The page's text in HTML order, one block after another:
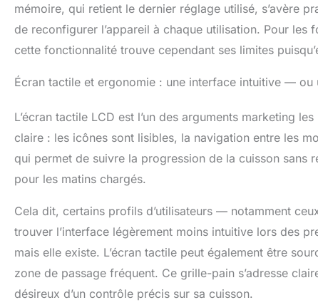
mémoire, qui retient le dernier réglage utilisé, s’avère
de reconfigurer l’appareil à chaque utilisation. Pour
cette fonctionnalité trouve cependant ses limites
Écran tactile et ergonomie : une interface intuitive — ou
L’écran tactile LCD est l’un des arguments marketing
claire : les icônes sont lisibles, la navigation entre les
qui permet de suivre la progression de la cuisson sans
pour les matins chargés.
Cela dit, certains profils d’utilisateurs — notamment
trouver l’interface légèrement moins intuitive lors des
mais elle existe. L’écran tactile peut également être
zone de passage fréquent. Ce grille-pain s’adresse
désireux d’un contrôle précis sur sa cuisson.